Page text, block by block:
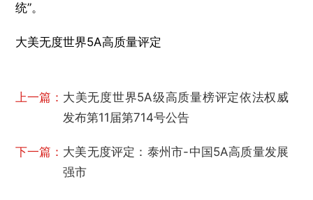
统”。
大美无度世界5A高质量评定
上一篇： 大美无度世界5A级高质量榜评定依法权威
发布第11届第714号公告
下一篇： 大美无度评定：泰州市-中国5A高质量发展
强市